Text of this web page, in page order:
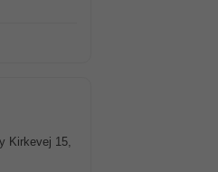
Kirkevej 15,